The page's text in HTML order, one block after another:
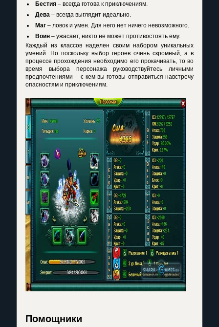
Бестия – всегда готова к приключениям.
Дева – всегда выглядит идеально.
Маг – ловок и умен. Для него нет ничего невозможного.
Воин – ужасает, никто не может противостоять ему.
Каждый из классов наделен своим набором уникальных
умений. Но поскольку выбор героев очень скромный, а в
процессе прохождения необходимо его прокачивать, то во
время выбора персонажа руководствуйтесь личными
предпочтениями – с кем вы готовы отправиться навстречу
опасностям и приключениям.
Помощники